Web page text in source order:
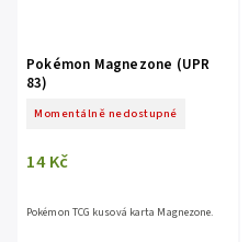
Pokémon Magnezone (UPR
83)
Momentálně nedostupné
14 Kč
Pokémon TCG kusová karta Magnezone.